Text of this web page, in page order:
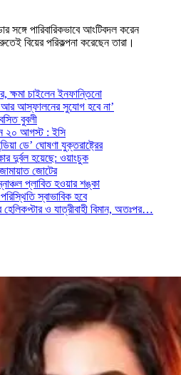
সঙ্গে পারিবারিকভাবে আংটিবদল করেন
বিয়ের পরিকল্পনা করেছেন তারা।
ক্ষমা চাইলেন ইনফান্তিনো
আস্ফালনের সুযোগ হবে না’
বুবলী
২০ আগস্ট : ইসি
ডে’ ঘোষণা যুক্তরাষ্ট্রের
দুর্বল হয়েছে: ওয়াংচুক
জোটের
প্লাবিত হওয়ার শঙ্কা
স্বাভাবিক হবে
ও যাত্রীবাহী বিমান, অতঃপর…